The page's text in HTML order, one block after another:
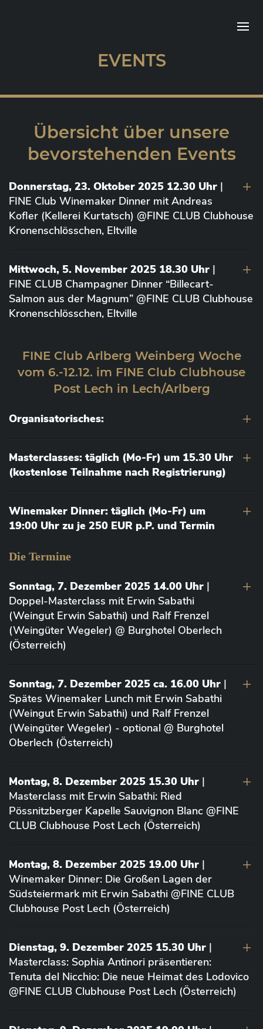
EVENTS
Übersicht über unsere
bevorstehenden Events
Donnerstag, 23. Oktober 2025 12.30 Uhr |
FINE Club Winemaker Dinner mit Andreas
Kofler (Kellerei Kurtatsch) @FINE CLUB Clubhouse
Kronenschlösschen, Eltville
Mittwoch, 5. November 2025 18.30 Uhr |
FINE CLUB Champagner Dinner “Billecart-
Salmon aus der Magnum” @FINE CLUB Clubhouse
Kronenschlösschen, Eltville
FINE Club Arlberg Weinberg Woche
vom 6.-12.12. im FINE Club Clubhouse
Post Lech in Lech/Arlberg
Organisatorisches:
Masterclasses: täglich (Mo-Fr) um 15.30 Uhr
(kostenlose Teilnahme nach Registrierung)
Winemaker Dinner: täglich (Mo-Fr) um
19:00 Uhr zu je 250 EUR p.P. und Termin
Die Termine
Sonntag, 7. Dezember 2025 14.00 Uhr |
Doppel-Masterclass mit Erwin Sabathi
(Weingut Erwin Sabathi) und Ralf Frenzel
(Weingüter Wegeler) @ Burghotel Oberlech
(Österreich)
Sonntag, 7. Dezember 2025 ca. 16.00 Uhr |
Spätes Winemaker Lunch mit Erwin Sabathi
(Weingut Erwin Sabathi) und Ralf Frenzel
(Weingüter Wegeler) - optional @ Burghotel
Oberlech (Österreich)
Montag, 8. Dezember 2025 15.30 Uhr |
Masterclass mit Erwin Sabathi: Ried
Pössnitzberger Kapelle Sauvignon Blanc @FINE
CLUB Clubhouse Post Lech (Österreich)
Montag, 8. Dezember 2025 19.00 Uhr |
Winemaker Dinner: Die Großen Lagen der
Südsteiermark mit Erwin Sabathi @FINE CLUB
Clubhouse Post Lech (Österreich)
Dienstag, 9. Dezember 2025 15.30 Uhr |
Masterclass: Sophia Antinori präsentieren:
Tenuta del Nicchio: Die neue Heimat des Lodovico
@FINE CLUB Clubhouse Post Lech (Österreich)